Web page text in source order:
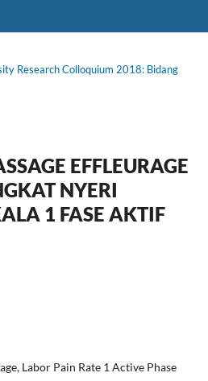
Research Colloquium 2018: Bidang
EFFLEURAGE
NYERI
1 FASE AKTIF
Labor Pain Rate 1 Active Phase